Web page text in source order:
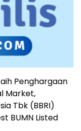
Penghargaan
Market,
Tbk (BBRI)
BUMN Listed